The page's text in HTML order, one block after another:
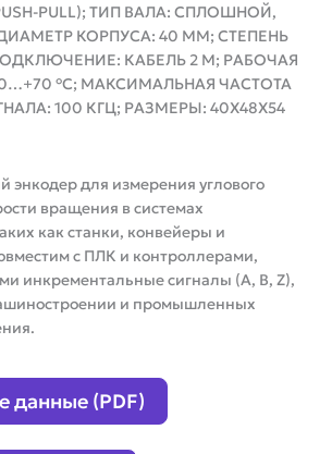
PULL); ТИП ВАЛА: СПЛОШНОЙ,
КОРПУСА: 40 ММ; СТЕПЕНЬ
КАБЕЛЬ 2 М; РАБОЧАЯ
°C; МАКСИМАЛЬНАЯ ЧАСТОТА
100 КГЦ; РАЗМЕРЫ: 40X48X54
энкодер для измерения углового
вращения в системах
как станки, конвейеры и
с ПЛК и контроллерами,
инкрементальные сигналы (A, B, Z),
и промышленных
данные (PDF)